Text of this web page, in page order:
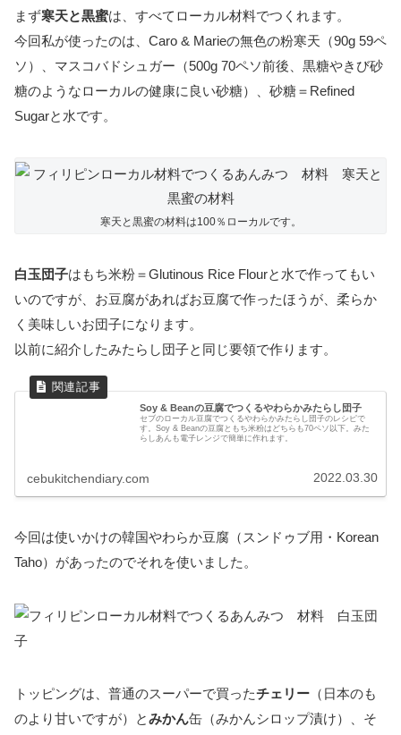
まず寒天と黒蜜は、すべてローカル材料でつくれます。
今回私が使ったのは、Caro & Marieの無色の粉寒天（90g 59ペ
ソ）、マスコバドシュガー（500g 70ペソ前後、黒糖やきび砂
糖のようなローカルの健康に良い砂糖）、砂糖＝Refined
Sugarと水です。
寒天と黒蜜の材料は100％ローカルです。
白玉団子はもち米粉＝Glutinous Rice Flourと水で作ってもい
いのですが、お豆腐があればお豆腐で作ったほうが、柔らか
く美味しいお団子になります。
以前に紹介したみたらし団子と同じ要領で作ります。
Soy & Beanの豆腐でつくるやわらかみたらし団子
セブのローカル豆腐でつくるやわらかみたらし団子のレシピで
す。Soy & Beanの豆腐ともち米粉はどちらも70ペソ以下。みた
らしあんも電子レンジで簡単に作れます。
cebukitchendiary.com 2022.03.30
今回は使いかけの韓国やわらか豆腐（スンドゥブ用・Korean
Taho）があったのでそれを使いました。
トッピングは、普通のスーパーで買ったチェリー （日本のも
のより甘いですが）とみかん缶（みかんシロップ漬け）、そ